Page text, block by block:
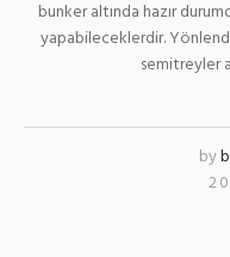
bunker altında hazır
yapabileceklerdir.
semitreyler
by